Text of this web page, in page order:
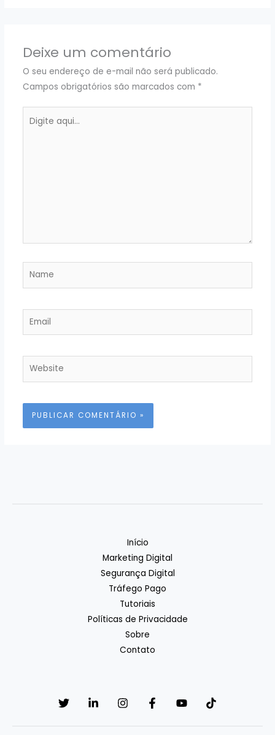
Deixe um comentário
O seu endereço de e-mail não será publicado.
Campos obrigatórios são marcados com *
aqui...
Name
Email
Website
Início
Marketing Digital
Segurança Digital
Tráfego Pago
Tutoriais
Políticas de Privacidade
Sobre
Contato